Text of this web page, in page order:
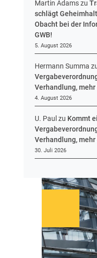
Martin Adamszu
schlägt
Obacht bei der
GWB!
5. August 2026
Hermann Summa
Verhandlung,
4. August 2026
U. Paul zu Kommt
Verhandlung,
30. Juli 2026